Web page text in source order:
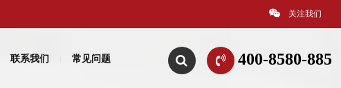
关注我们
400-8580-885
联系我们 常见问题